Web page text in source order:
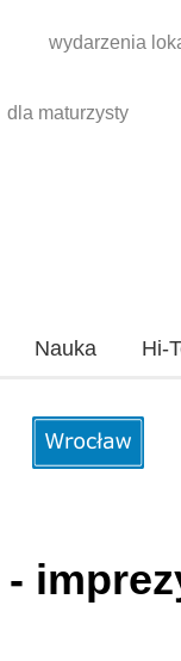
wydarzenia
dla maturzysty
Nauka Hi-
-